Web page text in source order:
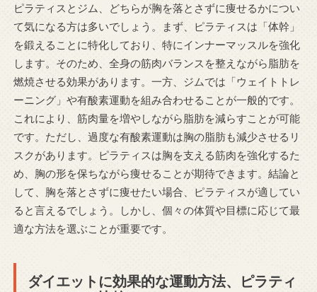
ピラティスとジム、どちらが胸を落とさずに痩せるかについ
て気になる方は多いでしょう。まず、ピラティスは「体幹」
を鍛えることに特化しており、特にインナーマッスルを強化
します。そのため、全身の筋肉バランスを整えながら脂肪を
燃焼させる効果があります。一方、ジムでは「ウェイトトレ
ーニング」や有酸素運動を組み合わせることが一般的です。
これにより、筋肉量を増やしながら脂肪を減らすことが可能
です。ただし、過度な有酸素運動は胸の脂肪も減少させるリ
スクがあります。ピラティスは胸を支える筋肉を強化するた
め、胸の形を保ちながら痩せることが期待できます。結論と
して、胸を落とさずに痩せたい場合、ピラティスが適してい
ると言えるでしょう。しかし、個々の体質や目標に応じて最
適な方法を選ぶことが重要です。
ダイエットに効果的な運動方法、ピラティ